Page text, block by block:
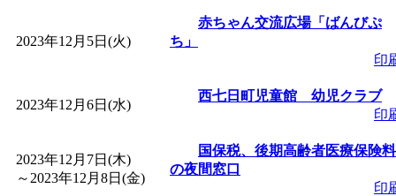
間：2026/08/10～
赤ちゃん子育て講
付期間：2026/08/10～
「赤ちゃん子育て講
2023年12月5日(火)
赤ちゃん交流広場「ばんびぷ
ち」
印
2023年12月6日(水)
西七日町児童館 幼児クラブ
印
2023年12月7日(木)
～ 2023年12月8日(金)
国保税、後期高齢者医療保険料
の夜間窓口
印